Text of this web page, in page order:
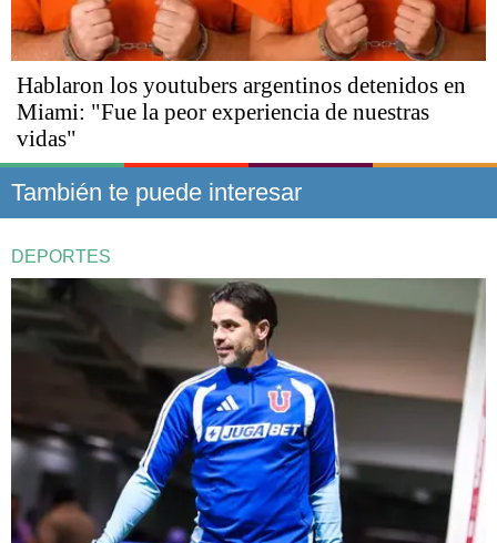
Hablaron los youtubers argentinos detenidos en
Miami: "Fue la peor experiencia de nuestras
vidas"
También te puede interesar
DEPORTES